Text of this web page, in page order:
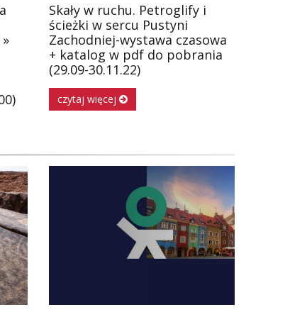
Skały w ruchu. Petroglify i
ścieżki w sercu Pustyni
Zachodniej-wystawa czasowa
+ katalog w pdf do pobrania
(29.09-30.11.22)
czytaj więcej